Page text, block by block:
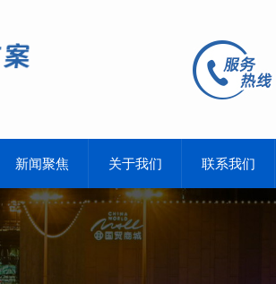
新闻聚焦 关于我们 联系我们